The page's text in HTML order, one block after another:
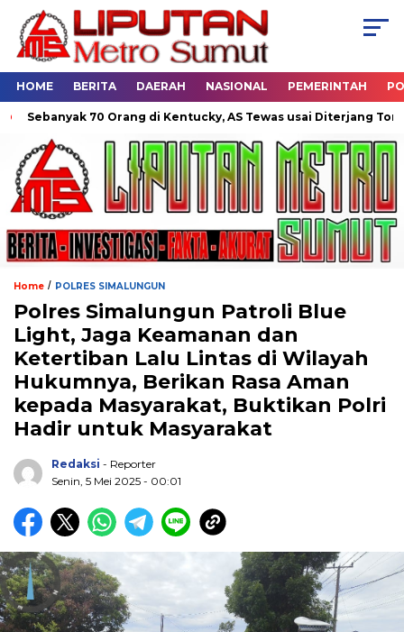
HOME BERITA DAERAH NASIONAL PEMERINTAH
70 Orang di Kentucky, AS Tewas usai Diterjang Tornado
Home / POLRES SIMALUNGUN
Polres Simalungun Patroli Blue
Light, Jaga Keamanan dan
Ketertiban Lalu Lintas di Wilayah
Hukumnya, Berikan Rasa Aman
kepada Masyarakat, Buktikan Polri
Hadir untuk Masyarakat
Redaksi - Reporter
Senin, 5 Mei 2025 - 00:01